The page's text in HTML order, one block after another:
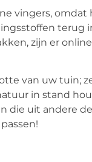
vingers,
terug
zijn er
van uw tuin;
in stand
die uit andere